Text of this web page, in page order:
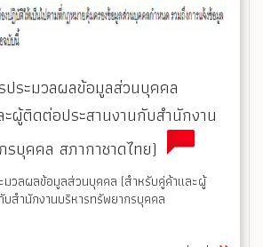
ประมวลผลข้อมูลส่วนบุคคล
ผู้ติดต่อประสานงานกับสำนักงาน
บุคคล สภากาชาดไทย)
มวลผลข้อมูลส่วนบุคคล (สำหรับคู่ค้าและผู้
สำนักงานบริหารทรัพยากรบุคคล